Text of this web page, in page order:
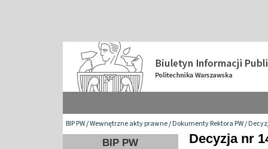
BIP PW/Wewnętrzne akty prawne/Dokumenty Rektora PW/
BIP PW
Decyzja nr